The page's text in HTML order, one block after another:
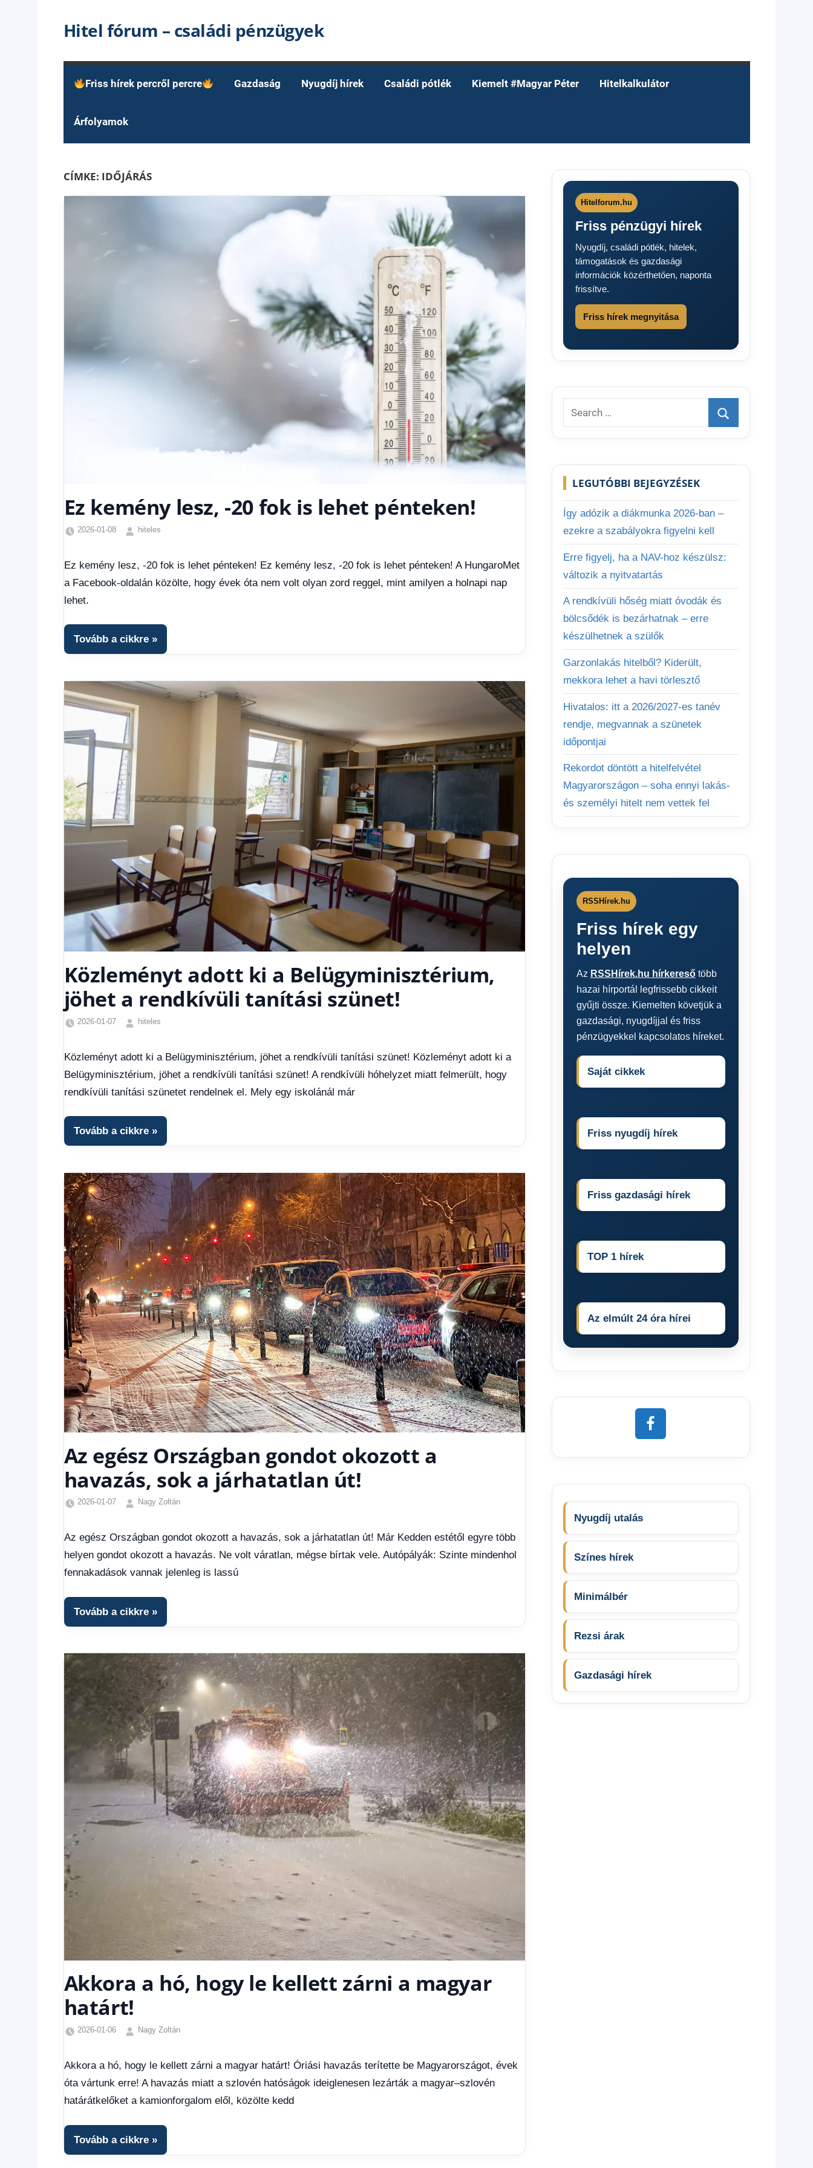
Hitel fórum – családi pénzügyek
Friss hírek percről percre Gazdaság Nyugdíj hírek Családi pótlék Kiemelt #Magyar Péter Hitelkalkulátor
Árfolyamok
CÍMKE: IDŐJÁRÁS
Ez kemény lesz, -20 fok is lehet pénteken!
2026-01-08
hiteles
Hírek ,
Hírek
Ez kemény lesz, -20 fok is lehet pénteken! Ez kemény lesz, -20 fok is lehet pénteken! A HungaroMet
a Facebook-oldalán közölte, hogy évek óta nem volt olyan zord reggel, mint amilyen a holnapi nap
lehet.
Tovább a cikkre
Közleményt adott ki a Belügyminisztérium,
jöhet a rendkívüli tanítási szünet!
2026-01-07
hiteles
Hírek,
Hírek
1
Közleményt adott ki a Belügyminisztérium, jöhet a rendkívüli tanítási szünet! Közleményt adott ki a
Belügyminisztérium, jöhet a rendkívüli tanítási szünet! A rendkívüli hóhelyzet miatt felmerült, hogy
rendkívüli tanítási szünetet rendelnek el. Mely egy iskolánál már
Tovább a cikkre
Az egész Országban gondot okozott a
havazás, sok a járhatatlan út!
2026-01-07
Nagy Zoltán
Hírek,
Hírek
1
Az egész Országban gondot okozott a havazás, sok a járhatatlan út! Már Kedden estétől egyre több
helyen gondot okozott a havazás. Ne volt váratlan, mégse bírtak vele. Autópályák: Szinte mindenhol
fennakadások vannak jelenleg is lassú
Tovább a cikkre
Akkora a hó, hogy le kellett zárni a magyar
határt!
2026-01-06
Nagy Zoltán
Hírek ,
Hírek
1
Akkora a hó, hogy le kellett zárni a magyar határt! Óriási havazás terítette be Magyarországot, évek
óta vártunk erre! A havazás miatt a szlovén hatóságok ideiglenesen lezárták a magyar–szlovén
határátkelőket a kamionforgalom elől, közölte kedd
Tovább a cikkre
Hitelforum.hu
Friss pénzügyi hírek
Nyugdíj, családi pótlék, hitelek,
támogatások és gazdasági
információk közérthetően, naponta
frissítve.
Friss hírek megnyitása
Search
for:
Search
LEGUTÓBBI BEJEGYZÉSEK
Így adózik a diákmunka 2026-ban –
ezekre a szabályokra figyelni kell
Erre figyelj, ha a NAV-hoz készülsz:
változik a nyitvatartás
A rendkívüli hőség miatt óvodák és
bölcsődék is bezárhatnak – erre
készülhetnek a szülők
Garzonlakás hitelből? Kiderült,
mekkora lehet a havi törlesztő
Hivatalos: itt a 2026/2027-es tanév
rendje, megvannak a szünetek
időpontjai
Rekordot döntött a hitelfelvétel
Magyarországon – soha ennyi lakás-
és személyi hitelt nem vettek fel
RSSHírek.hu
Friss hírek egy
helyen
Az RSSHírek.hu hírkeresőtöbb
hazai hírportál legfrissebb cikkeit
gyűjti össze. Kiemelten követjük a
gazdasági, nyugdíjjal és friss
pénzügyekkel kapcsolatos híreket.
Saját cikkek
Friss nyugdíj hírek
Friss gazdasági hírek
TOP 1 hírek
Az elmúlt 24 óra hírei
Nyugdíj utalás
Színes hírek
Minimálbér
Rezsi árak
Gazdasági hírek